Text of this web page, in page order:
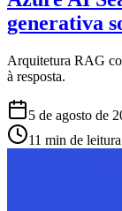
generativa
Arquitetura RAG
à resposta.
5 de agosto de
11 min de leitura